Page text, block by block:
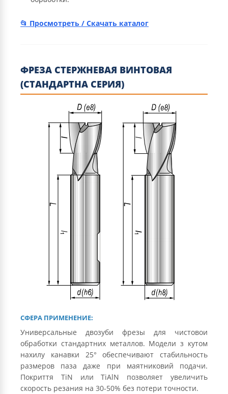
Просмотреть / Скачать каталог
ФРЕЗА СТЕРЖНЕВАЯ ВИНТОВАЯ
(СТАНДАРТНА СЕРИЯ)
СФЕРА ПРИМЕНЕНИЕ:
Универсальные двозуби фрезы для чистовои
обработки стандартних металлов. Модели з кутом
нахилу канавки 25° обеспечивают стабильность
размеров паза даже при маятниковий подачи.
Покриття TiN или TiAlN позволяет увеличить
скорость резания на 30-50% без потери точности.